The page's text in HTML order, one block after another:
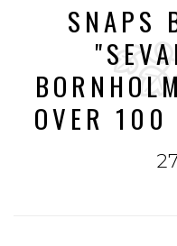
SNAPS
OVER 100